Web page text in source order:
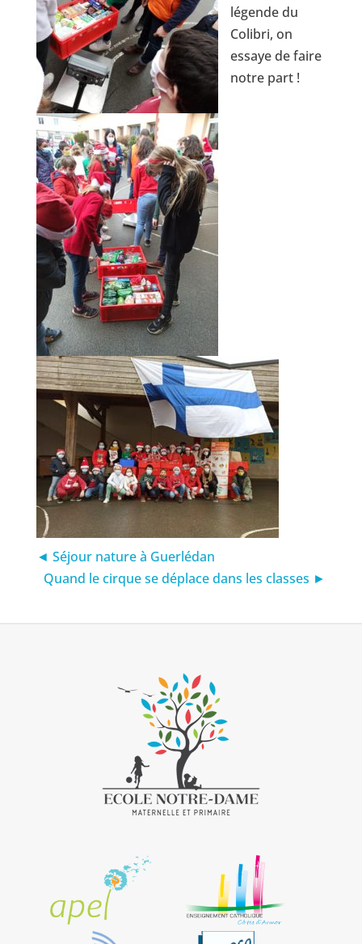
légende du
Colibri, on
essaye de faire
notre part !
◄ Séjour nature à Guerlédan
Quand le cirque se déplace dans les classes ►